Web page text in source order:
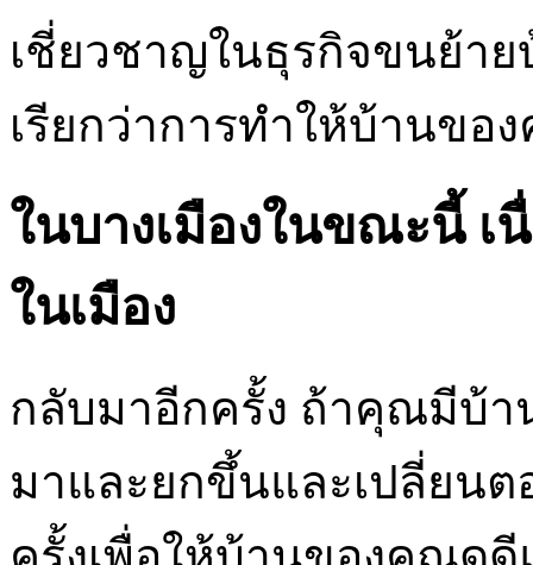
เชี่ยวชาญในธุรกิจขนย้า
เรียกว่าการทำให้บ้านขอ
ในบางเมืองในขณะนี้ เ
ในเมือง
กลับมาอีกครั้ง ถ้าคุณมีบ้า
มาและยกขึ้นและเปลี่ยนต